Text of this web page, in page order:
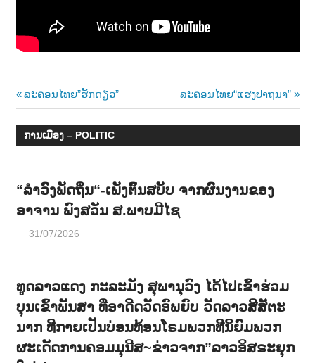
Post
navigation
Previous
Post:
ລະຄອນໄທຍ”ຮັກດຽວ”
Next
Post:
ລະຄອນໄທຍ“ແຮງປາຖນາ”
ການເມືອງ – POLITIC
“ລຳວົງພັດຖິ່ນ“-ເພັງຕົ້ນສບັບ ຈາກຜົນງານຂອງ
ອາຈານ ພົງສວັນ ສ.ພາບມີໄຊ
31/07/2026
ທູດລາວແດງ ກະລະມັງ ສຸພານຸວົງ ໄດ້ໄປເຂົ້າຮ່ວມ
ບຸນເຂົ້າພັນສາ ທີ່ອາດີດວັດອົພຍົບ ວັດລາວສີສັຕະ
ນາກ ທີກາຍເປັນບ່ອນທ້ອນໂຣມພວກທີນິຍົມພວກ
ຜະເດັດການຄອມມຸນີສ~ຂ່າວຈາກ”ລາວອິສຣະຍຸກ